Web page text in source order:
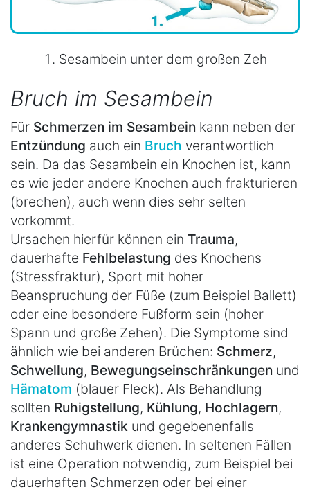
Sesambein unter dem großen Zeh
Bruch im Sesambein
Für Schmerzen im Sesambein kann neben der
Entzündung auch ein Bruch verantwortlich
sein. Da das Sesambein ein Knochen ist, kann
es wie jeder andere Knochen auch frakturieren
(brechen), auch wenn dies sehr selten
vorkommt.
Ursachen hierfür können ein Trauma,
dauerhafte Fehlbelastung des Knochens
(Stressfraktur), Sport mit hoher
Beanspruchung der Füße (zum Beispiel Ballett)
oder eine besondere Fußform sein (hoher
Spann und große Zehen). Die Symptome sind
ähnlich wie bei anderen Brüchen: Schmerz,
Schwellung, Bewegungseinschränkungen und
Hämatom (blauer Fleck). Als Behandlung
sollten Ruhigstellung, Kühlung, Hochlagern,
Krankengymnastik und gegebenenfalls
anderes Schuhwerk dienen. In seltenen Fällen
ist eine Operation notwendig, zum Beispiel bei
dauerhaften Schmerzen oder bei einer